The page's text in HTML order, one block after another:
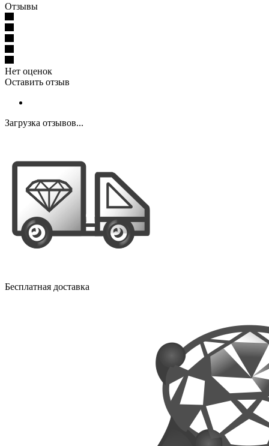
Отзывы
Нет оценок
Оставить отзыв
Загрузка отзывов...
Бесплатная доставка